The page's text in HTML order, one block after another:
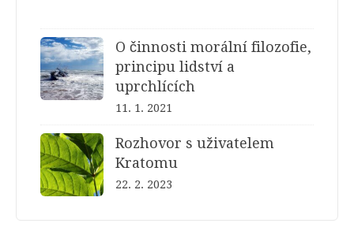
O činnosti morální filozofie,
principu lidství a
uprchlících
11. 1. 2021
Rozhovor s uživatelem
Kratomu
22. 2. 2023